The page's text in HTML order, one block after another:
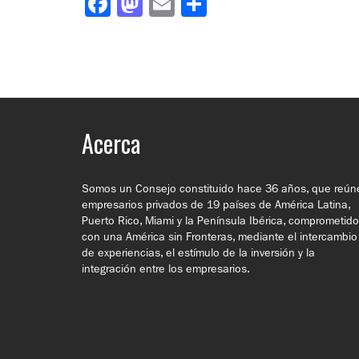
Acerca
Somos un Consejo constituido hace 36 años, que
empresarios privados de 19 países de América Latina,
Puerto Rico, Miami y la Península Ibérica,
con una América sin Fronteras, mediante el intercambio
de experiencias, el estímulo de la inversión y la
integración entre los empresarios.